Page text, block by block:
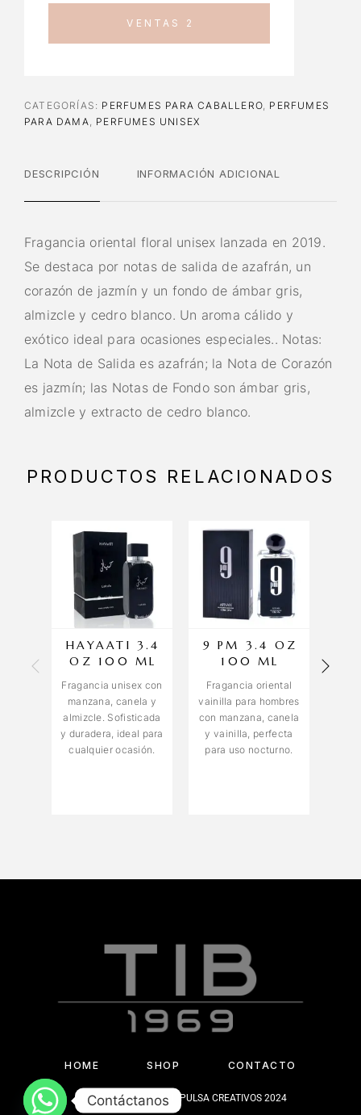
VENTAS 2
CATEGORÍAS: PERFUMES PARA CABALLERO PERFUMES
PARA DAMA
PERFUMES UNISEX
DESCRIPCIÓN INFORMACIÓN ADICIONAL
Fragancia oriental floral unisex lanzada en 2019.
Se destaca por notas de salida de azafrán, un
corazón de jazmín y un fondo de ámbar gris,
almizcle y cedro blanco. Un aroma cálido y
exótico ideal para ocasiones especiales.. Notas:
La Nota de Salida es azafrán; la Nota de Corazón
es jazmín; las Notas de Fondo son ámbar gris,
almizcle y extracto de cedro blanco.
PRODUCTOS RELACIONADOS
HAYAATI 3.4
OZ 100 ML
Fragancia unisex con
manzana, canela y
almizcle. Sofisticada
y duradera, ideal para
cualquier ocasión.
9 PM 3.4 OZ
100 ML
Fragancia oriental
vainilla para hombres
con manzana, canela
y vainilla, perfecta
para uso nocturno.
HOME SHOP CONTACTO
DESARROLLADO POR IMPULSA CREATIVOS 2024
Contáctanos